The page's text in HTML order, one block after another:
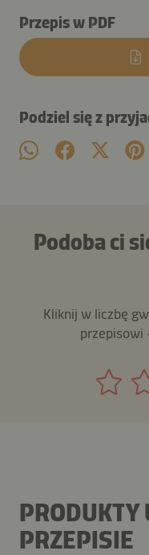
Przepis w PDF
Podziel się z
Podoba ci
Kliknij w liczbę
przepisowi
PRODUKTY
PRZEPISIE